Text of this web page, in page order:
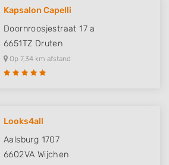
Kapsalon Capelli
Doornroosjestraat 17 a
6651TZ Druten
Op 7,34 km afstand
Looks4all
Aalsburg 1707
6602VA Wijchen